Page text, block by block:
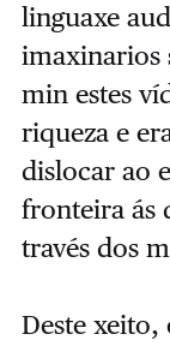
linguaxe
imaxinarios
min estes
riqueza e
dislocar ao
fronteira ás
través dos
Deste